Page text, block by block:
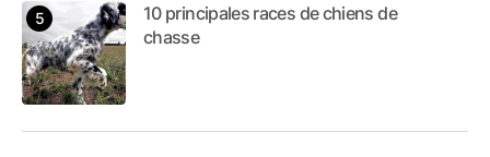
10 principales races de chiens de
chasse